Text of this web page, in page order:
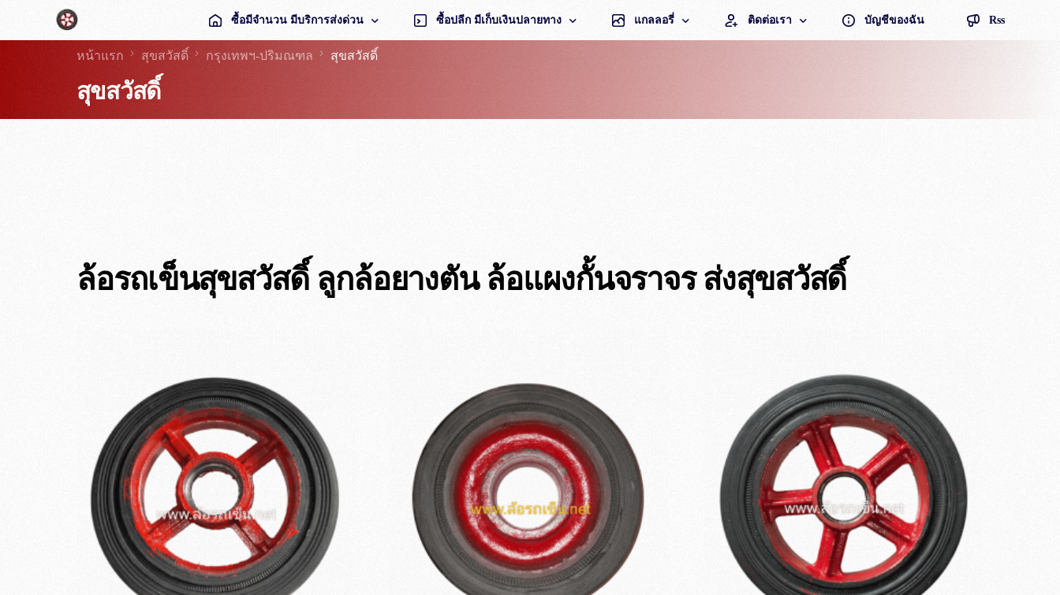
ซื้อมีจำนวน มีบริการส่งด่วน ซื้อปลีก มีเก็บเงินปลายทาง
ล้อ 18 นิ้ว
ล้อ 20 นิ้ว
รถเข็นของ
ล้อเฟอร์นิเจอร์
ล้อเติมลม
ล้อซี่ลวด
แกลลอรี่
ตลับลูกปืน 6204 , 6304
ติดต่อเรา บัญชีของฉัน Rss
หน้าแรก สุขสวัสดิ์ กรุงเทพฯ-ปริมณฑล สุขสวัสดิ์
สุขสวัสดิ์
ล้อรถเข็นสุขสวัสดิ์ ลูกล้อยางตัน ล้อแผงกั้นจราจร ส่งสุขสวัสดิ์